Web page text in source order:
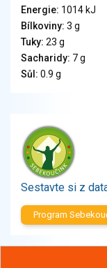
Veganské a
Tuky
Obiloviny, mouka,
Chléb, pečivo,
Ořechy, semena
Zelenina
Brambory,
Sladkosti, slané
Ochucovadla,
Energie: 1014 kJ
Bílkoviny: 3 g
Tuky: 23 g
Sacharidy: 7 g
Sůl: 0.9 g
Sestavte si z
Program